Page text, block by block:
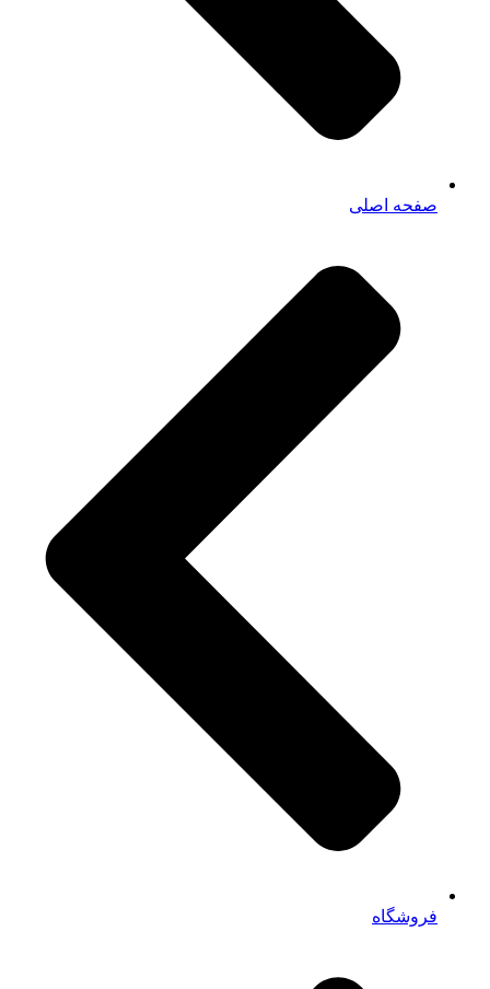
صفحه اصلی
فروشگاه